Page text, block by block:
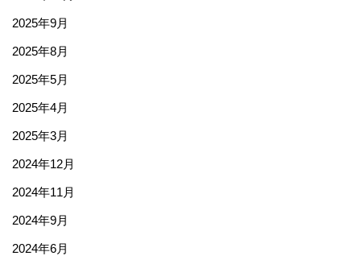
2025年9月
2025年8月
2025年5月
2025年4月
2025年3月
2024年12月
2024年11月
2024年9月
2024年6月